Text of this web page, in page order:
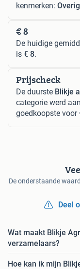
kenmerken:
€ 8
De huidige
is € 8.
Prijscheck
De duurste Blikje
categorie werd
goedkoopste voor
De onderstaande
Deel
Wat maakt Blikje
verzamelaars?
Hoe kan ik mijn